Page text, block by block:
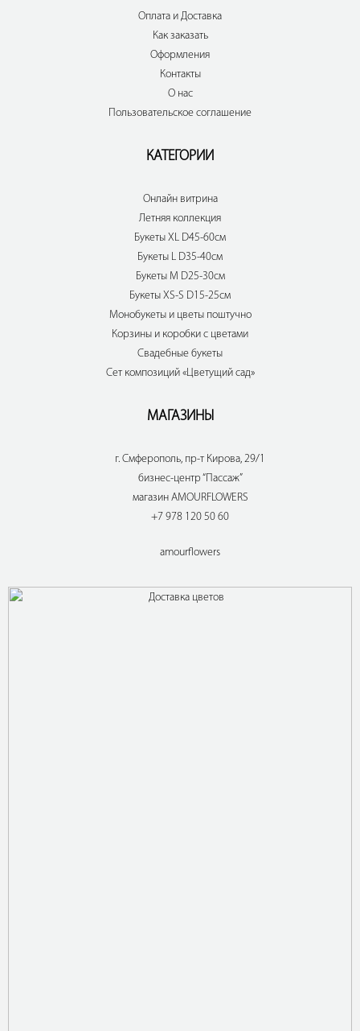
Оплата и Доставка
Как заказать
Оформления
Контакты
О нас
Пользовательское соглашение
КАТЕГОРИИ
Онлайн витрина
Летняя коллекция
Букеты XL D45-60см
Букеты L D35-40см
Букеты M D25-30см
Букеты XS-S D15-25см
Монобукеты и цветы поштучно
Корзины и коробки с цветами
Свадебные букеты
Сет композиций «Цветущий сад»
МАГАЗИНЫ
г. Смферополь, пр-т Кирова, 29/1
бизнес-центр “Пассаж”
магазин AMOURFLOWERS
+7 978 120 50 60
amourflowers